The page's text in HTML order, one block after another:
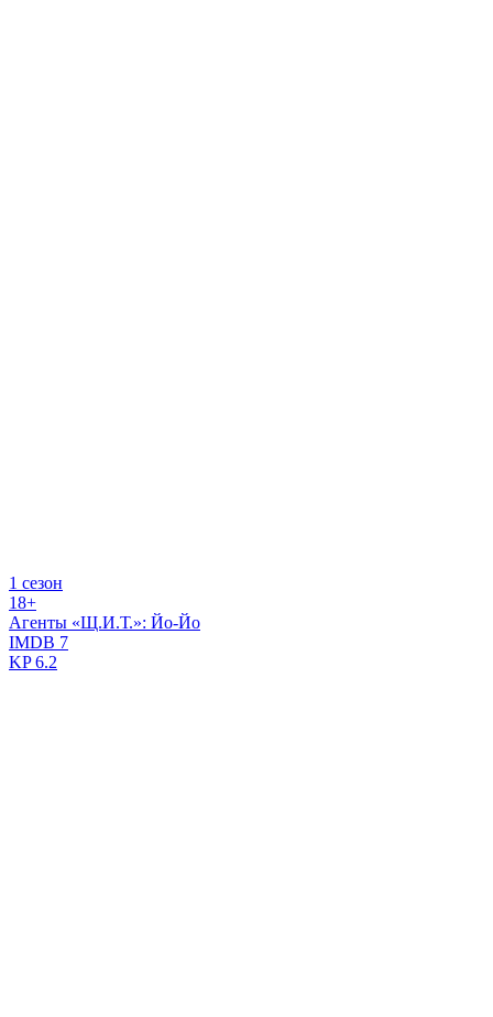
1 сезон
18+
Агенты «Щ.И.Т.»: Йо-Йо
IMDB 7
KP6.2